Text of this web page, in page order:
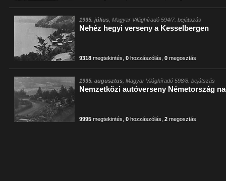
1935. július , Magyar Világhíradó 594/7. bejátszás
Nehéz hegyi verseny a Kesselbergen
9318 megtekintés ,0 hozzászólás ,0 megosztás
1935. augusztus , Magyar Világhíradó 598/8. bejátszás
Nemzetközi autóverseny Németország
9995 megtekintés ,0 hozzászólás ,2 megosztás